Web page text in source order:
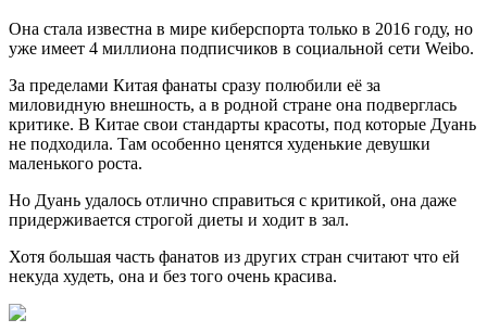
Она стала известна в мире киберспорта только в 2016 году, но
уже имеет 4 миллиона подписчиков в социальной сети Weibo.
За пределами Китая фанаты сразу полюбили её за
миловидную внешность, а в родной стране она подверглась
критике. В Китае свои стандарты красоты, под которые Дуань
не подходила. Там особенно ценятся худенькие девушки
маленького роста.
Но Дуань удалось отлично справиться с критикой, она даже
придерживается строгой диеты и ходит в зал.
Хотя большая часть фанатов из других стран считают что ей
некуда худеть, она и без того очень красива.